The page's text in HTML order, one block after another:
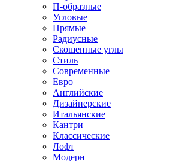
П-образные
Угловые
Прямые
Радиусные
Скошенные углы
Стиль
Современные
Евро
Английские
Дизайнерские
Итальянские
Кантри
Классические
Лофт
Модерн